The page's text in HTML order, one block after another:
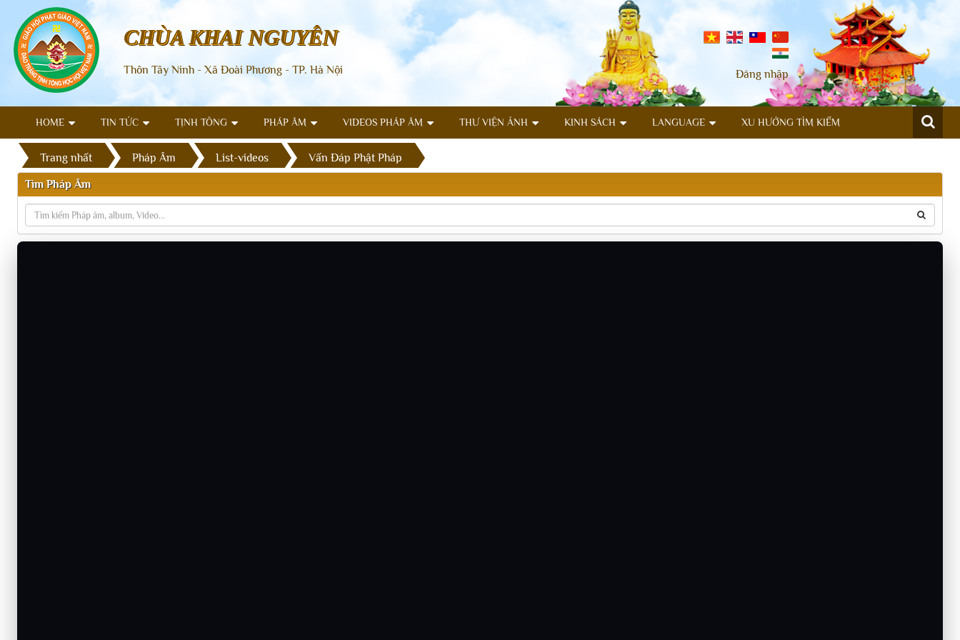
Đăng nhập
CHÙA KHAI NGUYÊN
Thôn Tây Ninh - Xã Đoài Phương - TP. Hà Nội
HOME TIN TỨC TỊNH TÔNG PHÁP ÂM VIDEOS PHÁP ÂM THƯ VIỆN ẢNH KINH SÁCH LANGUAGE XU HƯỚNG TÌM KIẾM
Trang nhất Pháp Âm List-videos Vấn Đáp Phật Pháp
Tìm Pháp Âm